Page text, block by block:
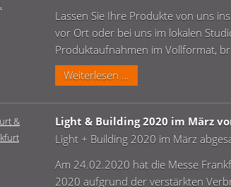
Lassen Sie Ihre Produkte von uns
vor Ort oder bei uns im lokalen
Produktaufnahmen im Vollformat,
Weiterlesen …
&
Produktfotografie
Light & Building 2020 im März
Light + Building 2020 im März
Am 24.02.2020 hat die Messe
2020 aufgrund der verstärkten